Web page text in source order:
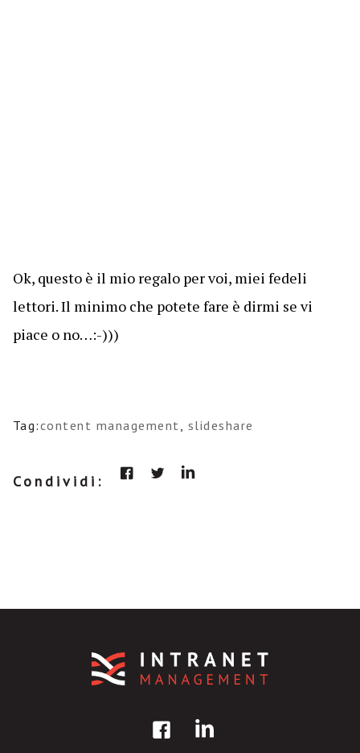
Ok, questo è il mio regalo per voi, miei fedeli
lettori. Il minimo che potete fare è dirmi se vi
piace o no…:-)))
Tag:content management, slideshare
Condividi: